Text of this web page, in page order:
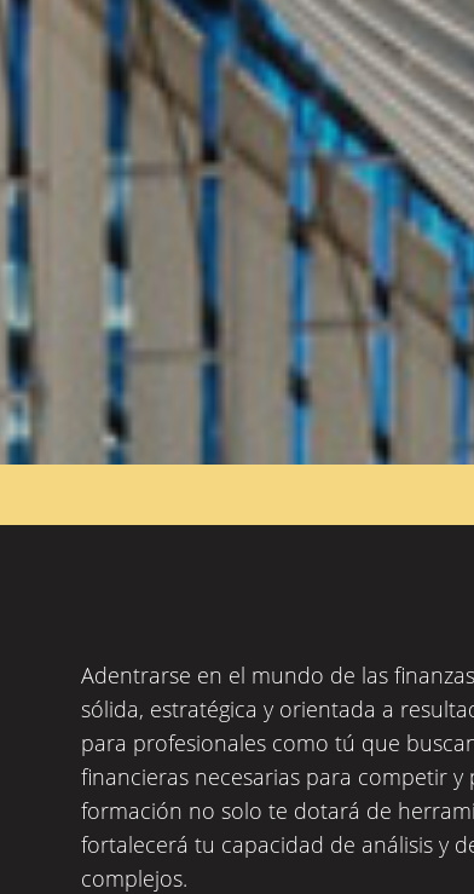
Adentrarse en el mundo de las
sólida, estratégica y orientada a
para profesionales como tú que
financieras necesarias para competir
formación no solo te dotará de
fortalecerá tu capacidad de análisis y
complejos.